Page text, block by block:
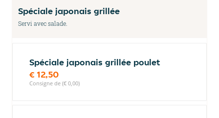
Spéciale japonais grillée
Servi avec salade.
Spéciale japonais grillée poulet
€ 12,50
Consigne de (€ 0,00)